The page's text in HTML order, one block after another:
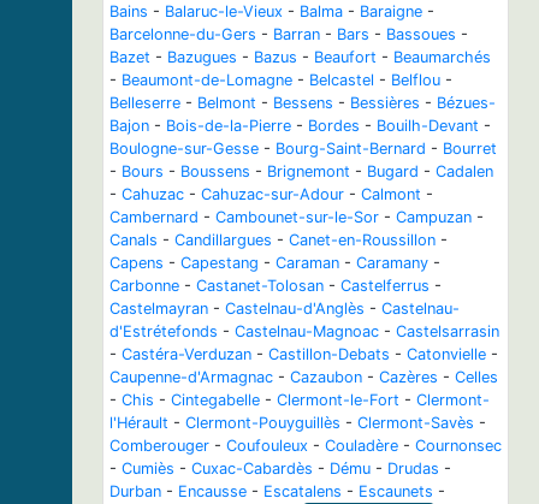
Bains - Balaruc-le-Vieux - Balma - Baraigne -
Barcelonne-du-Gers - Barran - Bars - Bassoues -
Bazet - Bazugues - Bazus - Beaufort - Beaumarchés
- Beaumont-de-Lomagne - Belcastel - Belflou -
Belleserre - Belmont - Bessens - Bessières - Bézues-
Bajon - Bois-de-la-Pierre - Bordes - Bouilh-Devant -
Boulogne-sur-Gesse - Bourg-Saint-Bernard - Bourret
- Bours - Boussens - Brignemont - Bugard - Cadalen
- Cahuzac - Cahuzac-sur-Adour - Calmont -
Cambernard - Cambounet-sur-le-Sor - Campuzan -
Canals - Candillargues - Canet-en-Roussillon -
Capens - Capestang - Caraman - Caramany -
Carbonne - Castanet-Tolosan - Castelferrus -
Castelmayran - Castelnau-d'Anglès - Castelnau-
d'Estrétefonds - Castelnau-Magnoac - Castelsarrasin
- Castéra-Verduzan - Castillon-Debats - Catonvielle -
Caupenne-d'Armagnac - Cazaubon - Cazères - Celles
- Chis - Cintegabelle - Clermont-le-Fort - Clermont-
l'Hérault - Clermont-Pouyguillès - Clermont-Savès -
Comberouger - Coufouleux - Couladère - Cournonsec
- Cumiès - Cuxac-Cabardès - Dému - Drudas -
Durban - Encausse - Escatalens - Escaunets -